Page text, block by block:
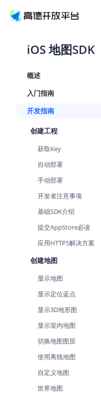
产品介绍
解决方案
文档与支持
定价
iOS 地图SDK
概述
入门指南
开发指南
创建工程
获取Key
自动部署
手动部署
开发者注意事项
基础SDK介绍
提交AppStore必读
应用HTTPS解决方案
创建地图
显示地图
显示定位蓝点
显示3D地形图
显示室内地图
切换地图图层
使用离线地图
自定义地图
世界地图